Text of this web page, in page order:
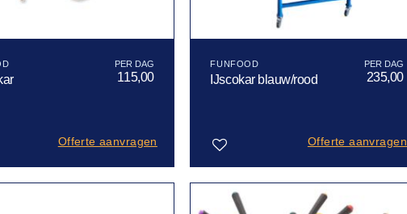
115,00
Offerte aanvragen
FUNFOOD
IJscokar blauw/rood 235,00
Offerte aanvragen